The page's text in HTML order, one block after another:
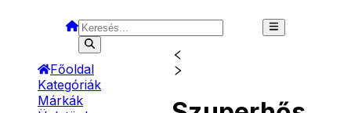
Főoldal
Kategóriák
Márkák